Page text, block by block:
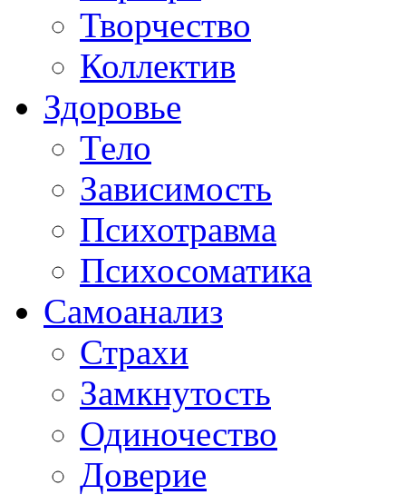
Творчество
Коллектив
Здоровье
Тело
Зависимость
Психотравма
Психосоматика
Самоанализ
Страхи
Замкнутость
Одиночество
Доверие